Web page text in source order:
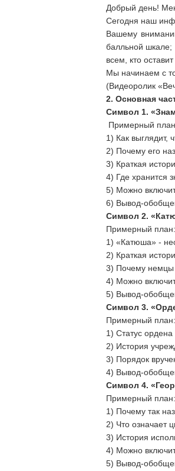
Добрый день!
Сегодня наш
Вашему
балльной шкале;
всем, кто
Мы начинаем с
(Видеоролик
2. Основная
Символ 1.
Примерный
1) Как выглядит,
2) Почему его
3) Краткая
4) Где хранится
5) Можно
6) Вывод-
Символ 2.
Примерный план:
1) «Катюша» -
2) Краткая
3) Почему немцы
4) Можно
5) Вывод-
Символ 3.
Примерный план:
1) Статус
2) История
3) Порядок
4) Вывод-
Символ 4.
Примерный план:
1) Почему так
2) Что означает
3) История
4) Можно
5) Вывод-